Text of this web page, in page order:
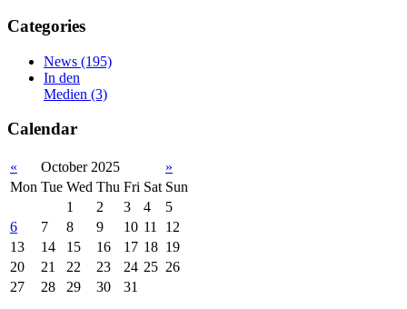
Categories
News (195)
In den
Medien (3)
Calendar
« October 2025
»
Mon Tue Wed Thu Fri Sat Sun
1
2 3 4
5
6
7 8 9 10 11
12
13
14 15 16 17 18 19
20
21 22 23 24 25 26
27
28 29 30 31